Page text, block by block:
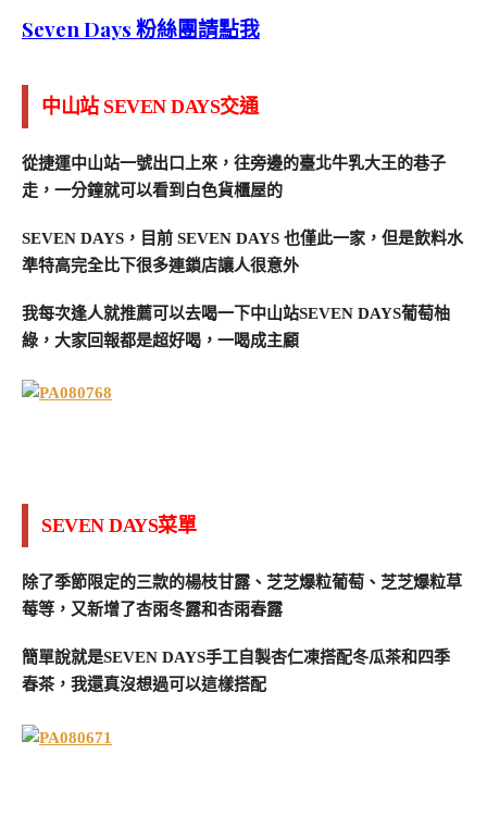
Seven Days 粉絲團請點我
中山站 SEVEN DAYS交通
從捷運中山站一號出口上來，往旁邊的臺北牛乳大王的巷子
走，一分鐘就可以看到白色貨櫃屋的
SEVEN DAYS，目前 SEVEN DAYS 也僅此一家，但是飲料水
準特高完全比下很多連鎖店讓人很意外
我每次逢人就推薦可以去喝一下中山站SEVEN DAYS葡萄柚
綠，大家回報都是超好喝，一喝成主顧
SEVEN DAYS菜單
除了季節限定的三款的楊枝甘露、芝芝爆粒葡萄、芝芝爆粒草
莓等，又新增了杏雨冬露和杏雨春露
簡單說就是SEVEN DAYS手工自製杏仁凍搭配冬瓜茶和四季
春茶，我還真沒想過可以這樣搭配